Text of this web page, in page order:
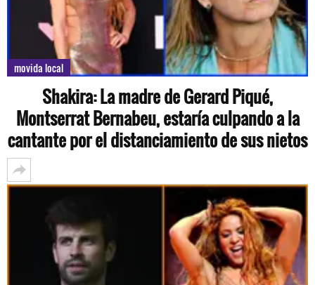
movida local
Shakira: La madre de Gerard Piqué,
Montserrat Bernabeu, estaría culpando a la
cantante por el distanciamiento de sus nietos